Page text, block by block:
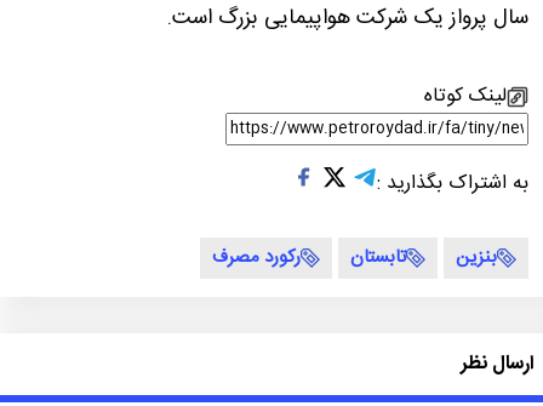
سال پرواز یک شرکت هواپیمایی بزرگ است.
لینک کوتاه
به اشتراک بگذارید :
بنزین تابستان رکورد مصرف
ارسال نظر